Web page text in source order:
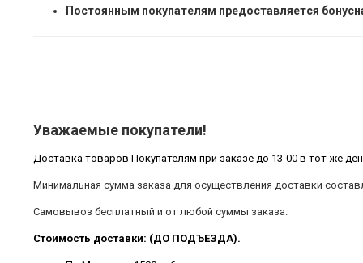
Постоянным покупателям предоставляется
Уважаемые покупатели!
Доставка товаров Покупателям при заказе до 13-00 в тот же
Минимальная сумма заказа для осуществления доставки
Самовывоз бесплатный и от любой суммы заказа.
Стоимость доставки: (ДО ПОДЪЕЗДА).